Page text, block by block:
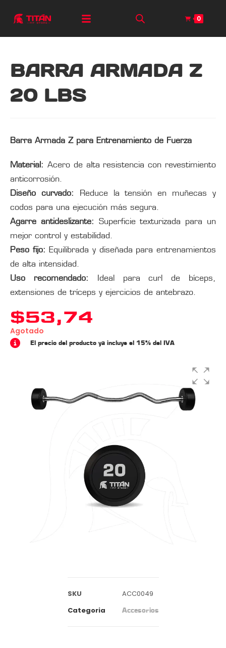
0
BARRA ARMADA Z
20 LBS
Barra Armada Z para Entrenamiento de Fuerza
Material: Acero de alta resistencia con revestimiento
anticorrosión.
Diseño curvado: Reduce la tensión en muñecas y
codos para una ejecución más segura.
Agarre antideslizante: Superficie texturizada para un
mejor control y estabilidad.
Peso fijo: Equilibrada y diseñada para entrenamientos
de alta intensidad.
Uso recomendado: Ideal para curl de bíceps,
extensiones de tríceps y ejercicios de antebrazo.
$53,74
Agotado
El precio del producto ya incluye el 15% del IVA
SKU
ACC0049
Categoria
Accesorios